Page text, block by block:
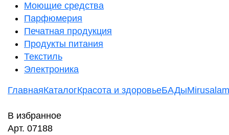
Моющие средства
Парфюмерия
Печатная продукция
Продукты питания
Текстиль
Электроника
ГлавнаяКаталогКрасота и здоровьеБАДыMirusalam
В избранное
Арт. 07188